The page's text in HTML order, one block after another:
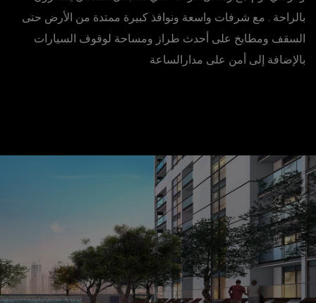
بالراحة . مع شرفات واسعة ونوافذ كبيرة ممتدة من الأرض حتى
السقف ومطابخ على أحدث طراز ومساحة لوقوف السيارات
بالإضافة إلى أمن على مدارالساعة